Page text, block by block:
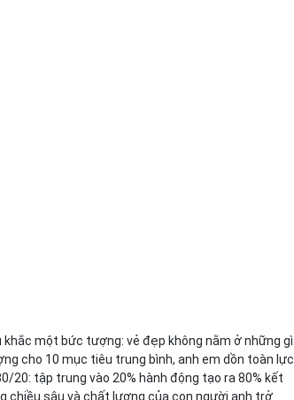
một bức tượng: vẻ đẹp không nằm ở những gì
cho 10 mục tiêu trung bình, anh em dồn toàn lực
20: tập trung vào 20% hành động tạo ra 80% kết
chiều sâu và chất lượng của con người anh trở